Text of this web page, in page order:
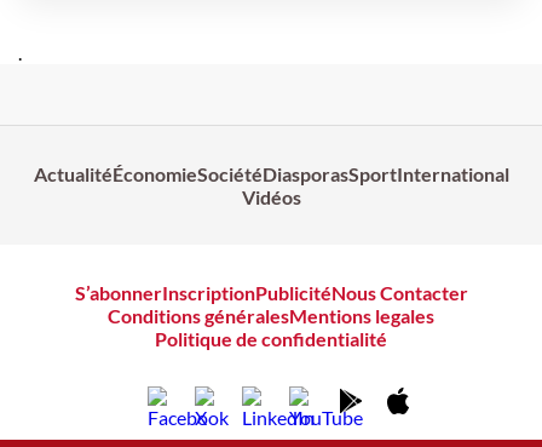
.
ActualitéÉconomieSociétéDiasporasSportInternational
Vidéos
S’abonnerInscriptionPublicitéNous Contacter
Conditions généralesMentions legales
Politique de confidentialité